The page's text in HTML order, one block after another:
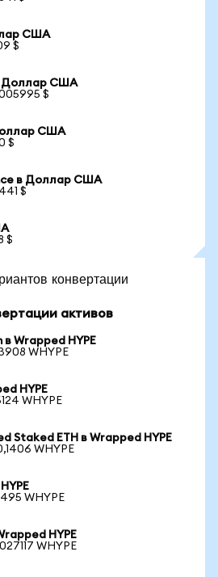
США
$
Доллар США
$
США
$
в Доллар США
$
$
конвертации
активов
Wrapped HYPE
WHYPE
HYPE
WHYPE
Staked ETH в Wrapped HYPE
WHYPE
WHYPE
HYPE
WHYPE